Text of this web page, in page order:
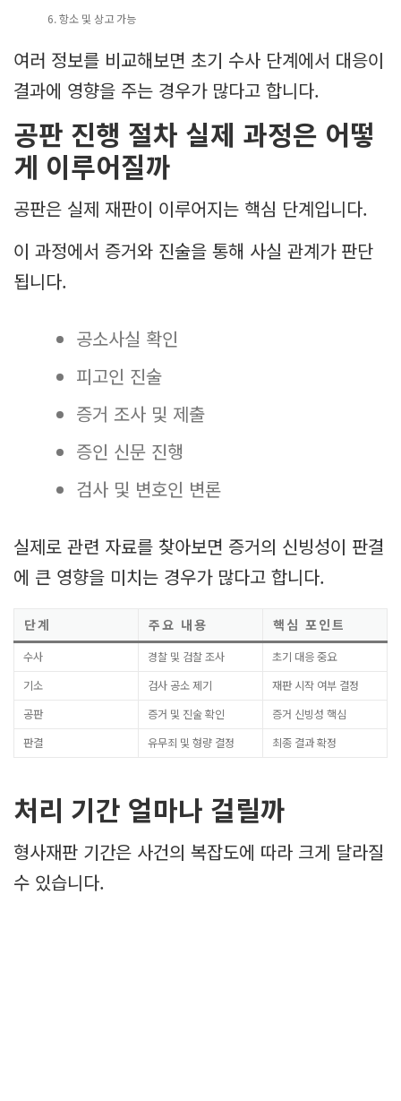
항소 및 상고 가능
여러 정보를 비교해보면 초기 수사 단계에서 대응이
결과에 영향을 주는 경우가 많다고 합니다.
공판 진행 절차 실제 과정은 어떻
게 이루어질까
공판은 실제 재판이 이루어지는 핵심 단계입니다.
이 과정에서 증거와 진술을 통해 사실 관계가 판단
됩니다.
공소사실 확인
피고인 진술
증거 조사 및 제출
증인 신문 진행
검사 및 변호인 변론
실제로 관련 자료를 찾아보면 증거의 신빙성이 판결
에 큰 영향을 미치는 경우가 많다고 합니다.
단계 주요 내용 핵심 포인트
수사 경찰 및 검찰 조사
초기 대응 중요
기소
검사 공소 제기
재판 시작 여부 결정
공판
증거 및 진술 확인
증거 신빙성 핵심
판결
유무죄 및 형량 결정 최종 결과 확정
처리 기간 얼마나 걸릴까
형사재판 기간은 사건의 복잡도에 따라 크게 달라질
수 있습니다.